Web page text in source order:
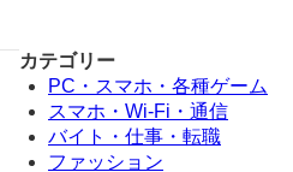
カテゴリー
PC・スマホ・各種ゲーム
スマホ・Wi-Fi・通信
バイト・仕事・転職
ファッション